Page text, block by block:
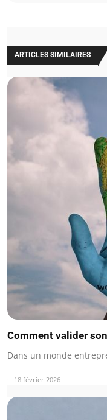
ARTICLES SIMILAIRES
Comment valider
Dans un monde
18 février 2026